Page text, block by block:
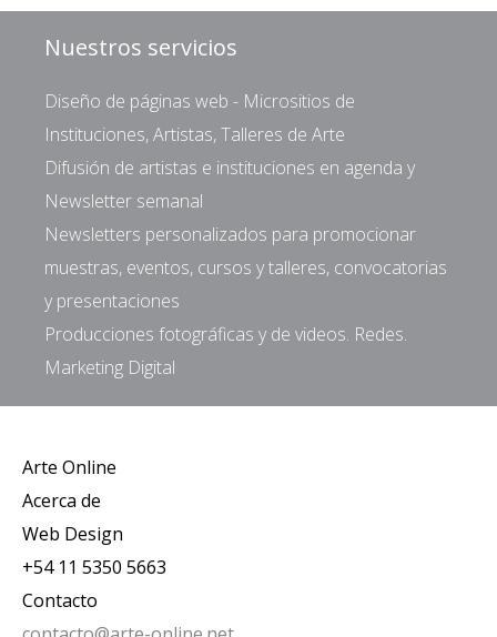
Nuestros servicios
Diseño de páginas web - Micrositios de
Instituciones, Artistas, Talleres de Arte
Difusión de artistas e instituciones en agenda y
Newsletter semanal
Newsletters personalizados para promocionar
muestras, eventos, cursos y talleres, convocatorias
y presentaciones
Producciones fotográficas y de videos. Redes.
Marketing Digital
Arte Online
Acerca de
Web Design
+54 11 5350 5663
Contacto